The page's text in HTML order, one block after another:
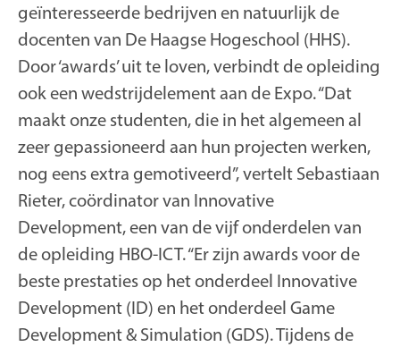
geïnteresseerde bedrijven en natuurlijk de
docenten van De Haagse Hogeschool (HHS).
Door ‘awards’ uit te loven, verbindt de opleiding
ook een wedstrijdelement aan de Expo. “Dat
maakt onze studenten, die in het algemeen al
zeer gepassioneerd aan hun projecten werken,
nog eens extra gemotiveerd”, vertelt Sebastiaan
Rieter, coördinator van Innovative
Development, een van de vijf onderdelen van
de opleiding HBO-ICT. “Er zijn awards voor de
beste prestaties op het onderdeel Innovative
Development (ID) en het onderdeel Game
Development & Simulation (GDS). Tijdens de